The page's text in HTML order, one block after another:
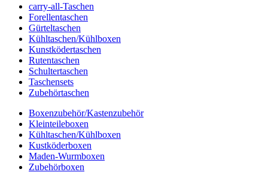
carry-all-Taschen
Forellentaschen
Gürteltaschen
Kühltaschen/Kühlboxen
Kunstködertaschen
Rutentaschen
Schultertaschen
Taschensets
Zubehörtaschen
Boxenzubehör/Kastenzubehör
Kleinteileboxen
Kühltaschen/Kühlboxen
Kustköderboxen
Maden-Wurmboxen
Zubehörboxen